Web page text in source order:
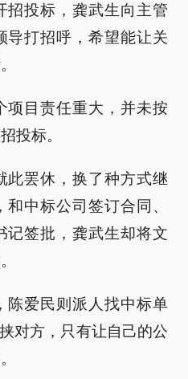
招投标，龚武生向主管
导打招呼，希望能让关
项目责任重大，并未按
投标。
此罢休，换了种方式继
中标公司签订合同、
记签批，龚武生却将文
陈爱民则派人找中标单
对方，只有让自己的公